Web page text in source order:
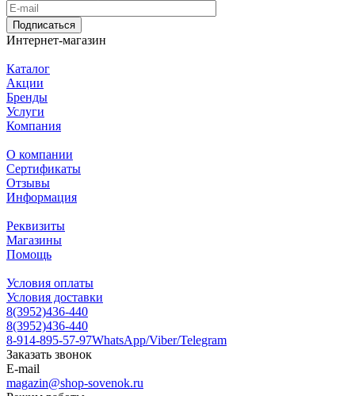
Подписаться
Интернет-магазин
Каталог
Акции
Бренды
Услуги
Компания
О компании
Сертификаты
Отзывы
Информация
Реквизиты
Магазины
Помощь
Условия оплаты
Условия доставки
8(3952)436-440
8(3952)436-440
8-914-895-57-97WhatsApp/Viber/Telegram
Заказать звонок
E-mail
magazin@shop-sovenok.ru